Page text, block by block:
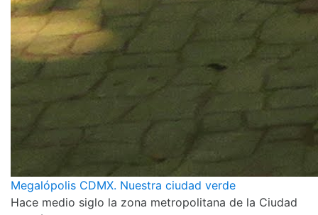
Megalópolis CDMX. Nuestra ciudad verde
Hace medio siglo la zona metropolitana de la Ciudad